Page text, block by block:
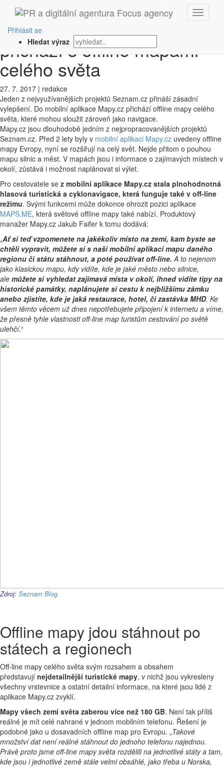
Přihlásit se
Hledat výraz
‹ Zpět
Mobilní aplikace Mapy.cz
přichází s offline mapami
celého světa
27. 7. 2017 | redakce
Jeden z nejvyužívanějších projektů Seznam.cz přináší zásadní
vylepšení. Do mobilní aplikace Mapy.cz přichází offline mapy celého
světa, které mohou sloužit zároveň jako navigace.
Mapy.cz jsou dlouhodobě jedním z nejpropracovanějších projektů
Seznam.cz. Před 2 lety byly v mobilní aplikaci Mapy.cz uvedeny offline
mapy Evropy, nyní se rozšiřují na celý svět. Nejde přitom o pouhou
mapu silnic a měst. V mapách jsou i informace o zajímavých místech v
okolí, zůstává i možnost naplánovat si výlet.
Pro cestovatele se z mobilní aplikace Mapy.cz stala plnohodnotná
hlasová turistická a cyklonavigace, která funguje také v off-line
režimu. Svými funkcemi může dokonce ohrozit pozici aplikace
MAPS.ME, která světové offline mapy také nabízí. Produktový
manažer Mapy.cz Jakub Faifer k tomu dodává:
„Ať si teď vzpomenete na jakékoliv místo na zemi, kam byste se
chtěli vypravit, můžete si s naší mobilní aplikací mapu daného
regionu či státu stáhnout, a poté používat off-line. A to nejenom
jako klasickou mapu, kdy vidíte, kde je jaké město nebo silnice,
ale můžete si vyhledat zajímavá místa v okolí, ihned vidíte tipy na
historické památky, naplánujete si cestu k nejbližšímu zámku
anebo zjistíte, kde je jaká restaurace, hotel, či zastávka MHD. Ke
všem těmto věcem už dnes nepotřebujete připojení k internetu a víme,
že přesně tyhle vlastnosti off-line map turistům cestování po světě
ulehčí.“
Zdroj: Seznam Blog
Offline mapy jdou stáhnout po
státech a regionech
Off-line mapy celého světa svým rozsahem a obsahem
představují nejdetailnější turistické mapy, v nichž jsou vykresleny
všechny vrstevnice a ostatní detailní informace, na které jsou lidé z
aplikace Mapy.cz zvyklí.
Mapy všech zemí světa zaberou více než 180 GB. Není tak příliš
reálné je mít celé nahrané v jednom mobilním telefonu. Řešení je
podobné jako u dosavadních offline map pro Evropu. „Takové
množství dat není reálné stáhnout do jednoho telefonu najednou.
Právě proto jsme off-line mapy světa rozdělili na jednotlivé státy a tam,
kde jsou i jednotlivé země stále velmi obsáhlé, jako třeba u Norska,